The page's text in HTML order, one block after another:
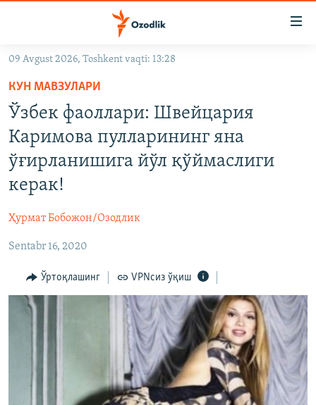
Асосий
навигацияга
ўтинг
Қидиришга
ўтинг
OZODVIDEO
OZODARXIV
На русском
Озодлик бошқа тилларда
09 Avgust 2026, Toshkent vaqti: 13:28
КУН МАВЗУЛАРИ
Ўзбек фаоллари: Швейцария
Каримова пулларининг яна
ўғирланишига йўл қўймаслиги
керак!
Ҳурмат Бобожон/Озодлик
Sentabr 16, 2020
Ўртоқлашинг VPNсиз ўқиш